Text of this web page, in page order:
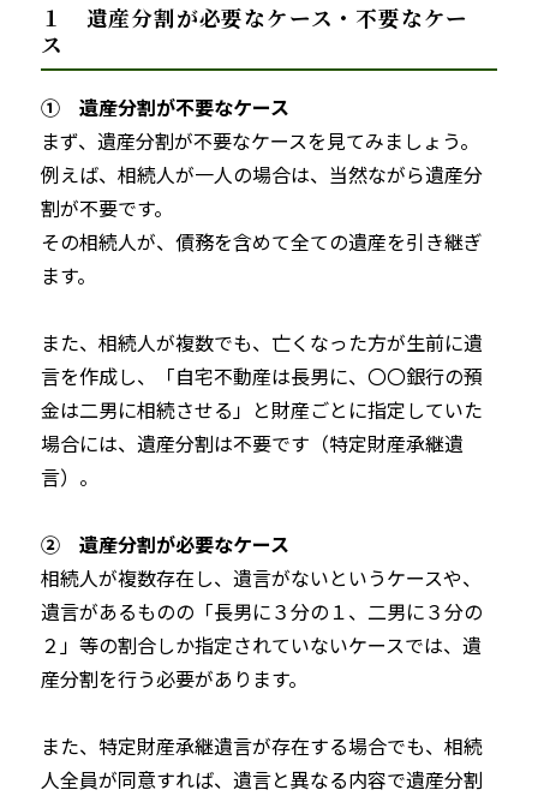
１ 遺産分割が必要なケース・不要なケー
ス
① 遺産分割が不要なケース
まず、遺産分割が不要なケースを見てみましょう。
例えば、相続人が一人の場合は、当然ながら遺産分
割が不要です。
その相続人が、債務を含めて全ての遺産を引き継ぎ
ます。
また、相続人が複数でも、亡くなった方が生前に遺
言を作成し、「自宅不動産は長男に、〇〇銀行の預
金は二男に相続させる」と財産ごとに指定していた
場合には、遺産分割は不要です（特定財産承継遺
言）。
② 遺産分割が必要なケース
相続人が複数存在し、遺言がないというケースや、
遺言があるものの「長男に３分の１、二男に３分の
２」等の割合しか指定されていないケースでは、遺
産分割を行う必要があります。
また、特定財産承継遺言が存在する場合でも、相続
人全員が同意すれば、遺言と異なる内容で遺産分割